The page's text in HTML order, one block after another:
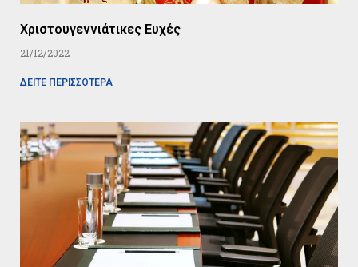
Χριστουγεννιάτικες Ευχές
21/12/2022
ΔΕΙΤΕ ΠΕΡΙΣΣΟΤΕΡΑ